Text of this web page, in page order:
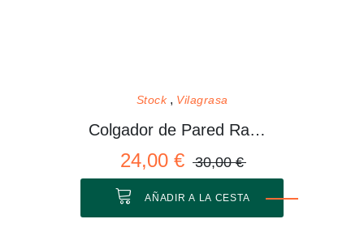
Stock Vilagrasa
Colgador de Pared Rama 01 M
24,00 € 30,00 €
AÑADIR A LA CESTA